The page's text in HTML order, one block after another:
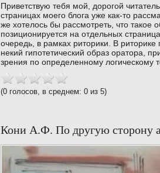
Приветствую тебя мой, дорогой
страницах моего блога уже как-то
же хотелось бы рассмотреть, что такое
позиционируется на отдельных
очередь, в рамках риторики. В
некий гипотетический образ оратора,
зрения по определенному логическому
(0 голосов, в среднем: 0 из 5)
Кони А.Ф. По другую сторону